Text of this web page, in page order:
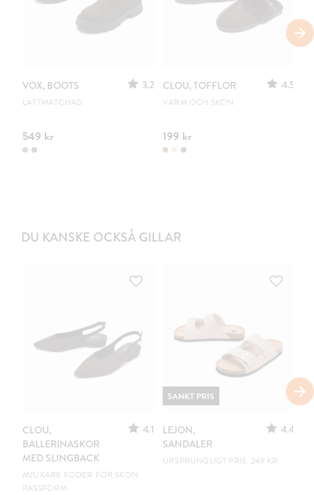
VOX, BOOTS 3.2
LÄTTMATCHAD
549 kr
CLOU, TOFFLOR 4.5
VARM OCH SKÖN
199 kr
DU KANSKE OCKSÅ GILLAR
CLOU,
BALLERINASKOR
MED SLINGBACK
4.1
MJUKARE FODER FÖR SKÖN
PASSFORM
LEJON,
SANDALER
4.4
URSPRUNGLIGT PRIS: 249 KR
SÄNKT PRIS